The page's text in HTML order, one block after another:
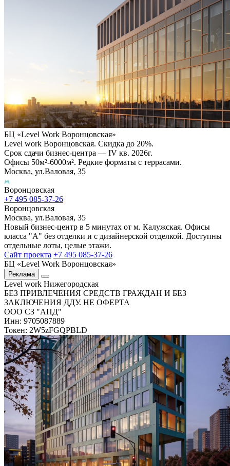
БЦ «Level Work Воронцовская»‎
Level work Воронцовская. Скидка до 20%.
Срок сдачи бизнес-центра — IV кв. 2026г.
Офисы 50м²-6000м². Редкие форматы с террасами.
Москва, ул.Валовая, 35
Воронцовская
+7 495 085-37-26
Воронцовская
Москва, ул.Валовая, 35
Новый бизнес-центр в 5 минутах от м. Калужская. Офисы
класса "А" без отделки и с дизайнерской отделкой. Доступны
отдельные лоты, целые этажи.
Сайт проекта +7 495 085-37-26
БЦ «Level Work Воронцовская»‎
Реклама
Level work Нижегородская
БЕЗ ПРИВЛЕЧЕНИЯ СРЕДСТВ ГРАЖДАН И БЕЗ
ЗАКЛЮЧЕНИЯ ДДУ. НЕ ОФЕРТА
ООО СЗ "АПД"
Инн: 9705087889
Токен: 2W5zFGQPBLD